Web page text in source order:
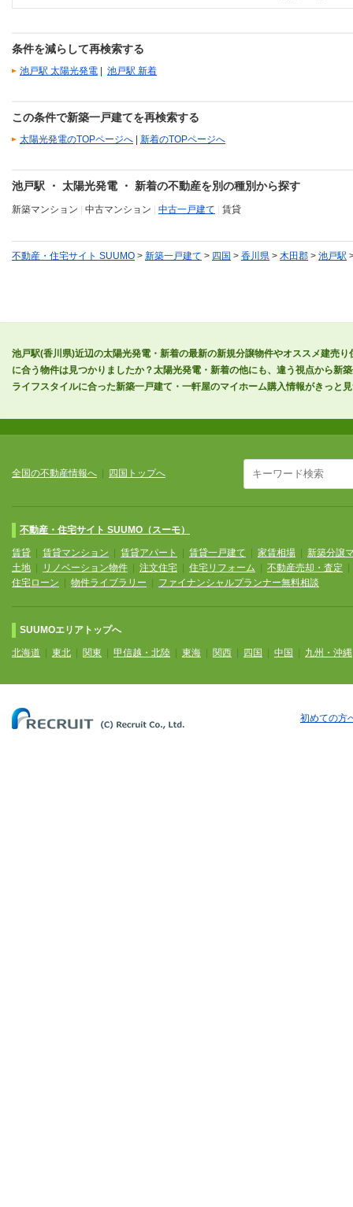
条件を減らして再検索する
池戸駅 太陽光発電 | 池戸駅 新着
この条件で新築一戸建てを再検索する
太陽光発電のTOPページへ | 新着のTOPページへ
池戸駅 ・ 太陽光発電 ・ 新着の不動産を別の種別から探す
新築マンション 中古マンション 中古一戸建て 賃貸
不動産・住宅サイト SUUMO > 新築一戸建て > 四国 > 香川県 > 木田郡 > 池戸駅
池戸駅(香川県)近辺の太陽光発電・新着の最新の新規分譲物件やオススメ建売
に合う物件は見つかりましたか？太陽光発電・新着の他にも、違う視点から新
ライフスタイルに合った新築一戸建て・一軒屋のマイホーム購入情報がきっと
全国の不動産情報へ 四国トップへ
不動産・住宅サイト SUUMO（スーモ）
賃貸 賃貸マンション 賃貸アパート 賃貸一戸建て 家賃相場
新築分譲
土地
リノベーション物件 注文住宅 住宅リフォーム 不動産売却・査定
住宅ローン
物件ライブラリー ファイナンシャルプランナー無料相談
SUUMOエリアトップへ
北海道 東北 関東 甲信越・北陸 東海 関西 四国 中国 九州・沖縄
初めての方